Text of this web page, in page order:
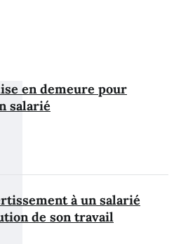
en demeure pour
salarié
à un salarié
de son travail